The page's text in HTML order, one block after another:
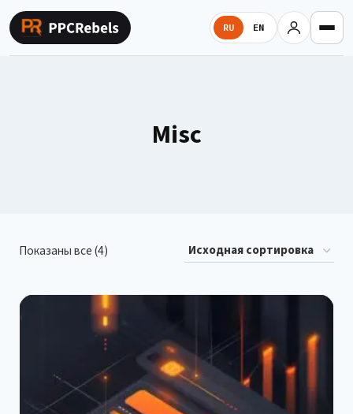
Перейти
содержимому
RU EN
Misc
Показаны все (4)